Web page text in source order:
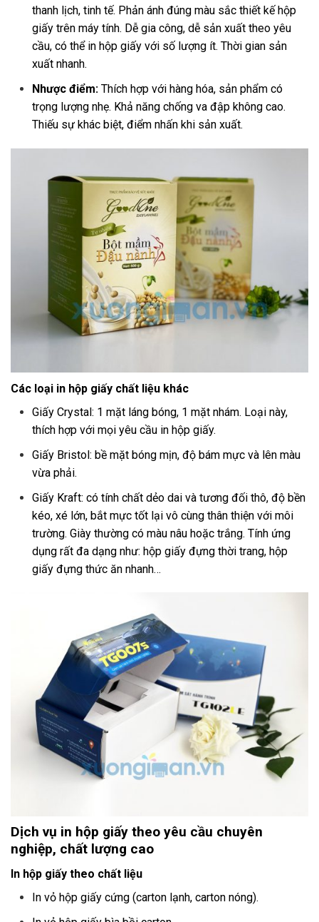
thanh lịch, tinh tế. Phản ánh đúng màu sắc thiết kế hộp
giấy trên máy tính. Dễ gia công, dễ sản xuất theo yêu
cầu, có thể in hộp giấy với số lượng ít. Thời gian sản
xuất nhanh.
Nhược điểm: Thích hợp với hàng hóa, sản phẩm có
trọng lượng nhẹ. Khả năng chống va đập không cao.
Thiếu sự khác biệt, điểm nhấn khi sản xuất.
Các loại in hộp giấy chất liệu khác
Giấy Crystal: 1 mặt láng bóng, 1 mặt nhám. Loại này,
thích hợp với mọi yêu cầu in hộp giấy.
Giấy Bristol: bề mặt bóng mịn, độ bám mực và lên màu
vừa phải.
Giấy Kraft: có tính chất dẻo dai và tương đối thô, độ bền
kéo, xé lớn, bắt mực tốt lại vô cùng thân thiện với môi
trường. Giày thường có màu nâu hoặc trắng. Tính ứng
dụng rất đa dạng như: hộp giấy đựng thời trang, hộp
giấy đựng thức ăn nhanh…
Dịch vụ in hộp giấy theo yêu cầu chuyên
nghiệp, chất lượng cao
In hộp giấy theo chất liệu
In vỏ hộp giấy cứng (carton lạnh, carton nóng).